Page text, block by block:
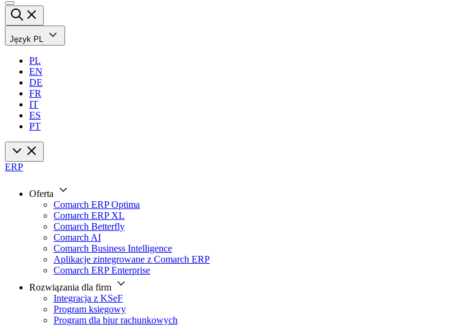
Język PL
PL
EN
DE
FR
IT
ES
PT
ERP
Oferta
Comarch ERP Optima
Comarch ERP XL
Comarch Betterfly
Comarch AI
Comarch Business Intelligence
Aplikacje zintegrowane z Comarch ERP
Comarch ERP Enterprise
Rozwiązania dla firm
Integracja z KSeF
Program księgowy
Program dla biur rachunkowych